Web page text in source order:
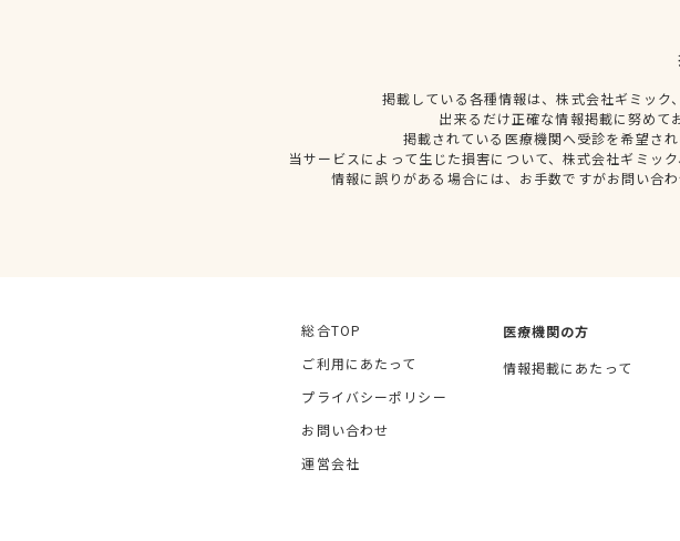
掲載している各種情報は、株式会社ギミッ
出来るだけ正確な情報掲載に努め
掲載されている医療機関へ受診を希望さ
当サービスによって生じた損害について、株式会社ギミッ
情報に誤りがある場合には、お手数ですがお問い合
総合TOP
ご利用にあたって
プライバシーポリシー
お問い合わせ
運営会社
医療機関の方
情報掲載にあたって